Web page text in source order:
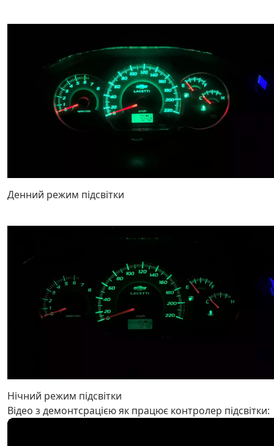
Денний режим підсвітки
Нічний режим підсвітки
Відео з демонтсрацією як працює контролер підсвітки: